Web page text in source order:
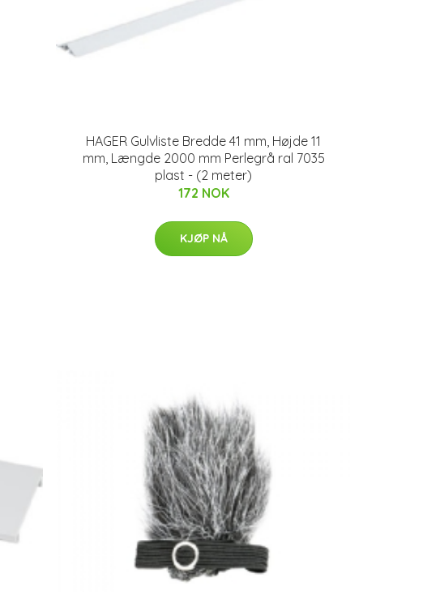
HAGER Gulvliste Bredde 41 mm, Højde 11
mm, Længde 2000 mm Perlegrå ral 7035
plast - (2 meter)
172 NOK
KJØP NÅ